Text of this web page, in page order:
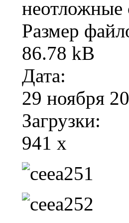
неотложные
Размер
86.78 kB
Дата:
29 ноября
Загрузки:
941 x